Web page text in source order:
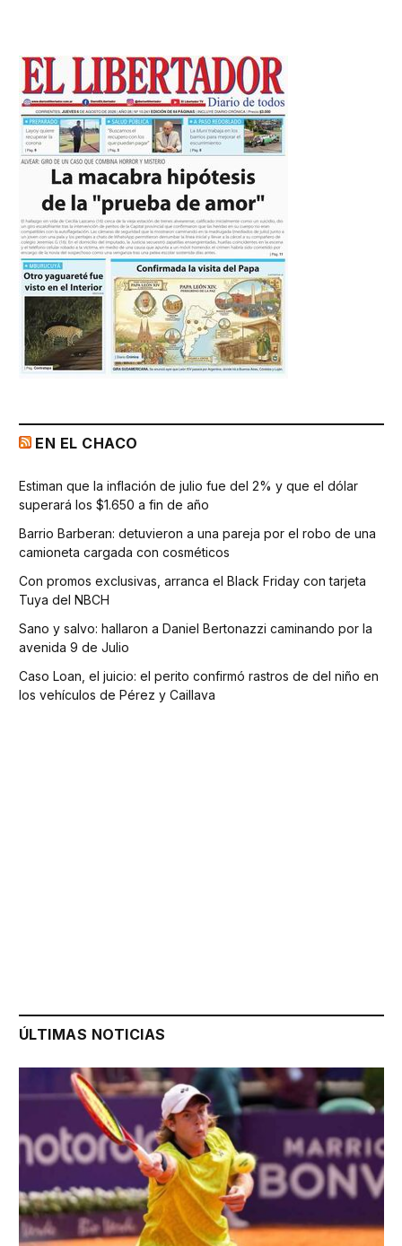
EN EL CHACO
Estiman que la inflación de julio fue del 2% y que el dólar
superará los $1.650 a fin de año
Barrio Barberan: detuvieron a una pareja por el robo de una
camioneta cargada con cosméticos
Con promos exclusivas, arranca el Black Friday con tarjeta
Tuya del NBCH
Sano y salvo: hallaron a Daniel Bertonazzi caminando por la
avenida 9 de Julio
Caso Loan, el juicio: el perito confirmó rastros de del niño en
los vehículos de Pérez y Caillava
ÚLTIMAS NOTICIAS